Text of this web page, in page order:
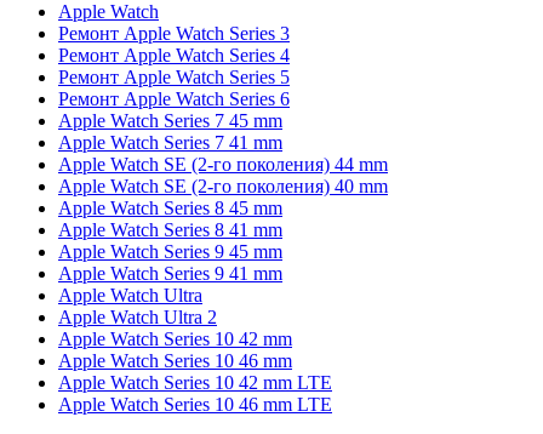
Apple Watch
Ремонт Apple Watch Series 3
Ремонт Apple Watch Series 4
Ремонт Apple Watch Series 5
Ремонт Apple Watch Series 6
Apple Watch Series 7 45 mm
Apple Watch Series 7 41 mm
Apple Watch SE (2-го поколения) 44 mm
Apple Watch SE (2-го поколения) 40 mm
Apple Watch Series 8 45 mm
Apple Watch Series 8 41 mm
Apple Watch Series 9 45 mm
Apple Watch Series 9 41 mm
Apple Watch Ultra
Apple Watch Ultra 2
Apple Watch Series 10 42 mm
Apple Watch Series 10 46 mm
Apple Watch Series 10 42 mm LTE
Apple Watch Series 10 46 mm LTE